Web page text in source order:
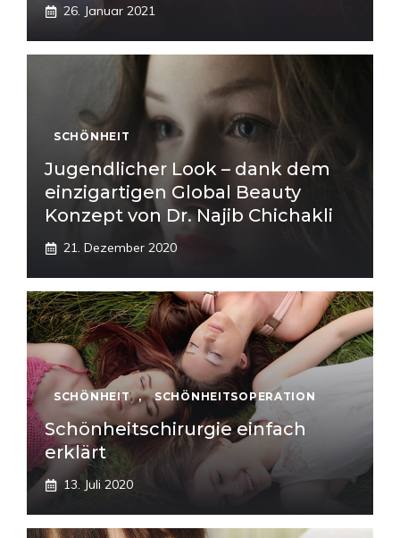
26. Januar 2021
SCHÖNHEIT
Jugendlicher Look – dank dem
einzigartigen Global Beauty
Konzept von Dr. Najib Chichakli
21. Dezember 2020
SCHÖNHEIT , SCHÖNHEITSOPERATION
Schönheitschirurgie einfach
erklärt
13. Juli 2020